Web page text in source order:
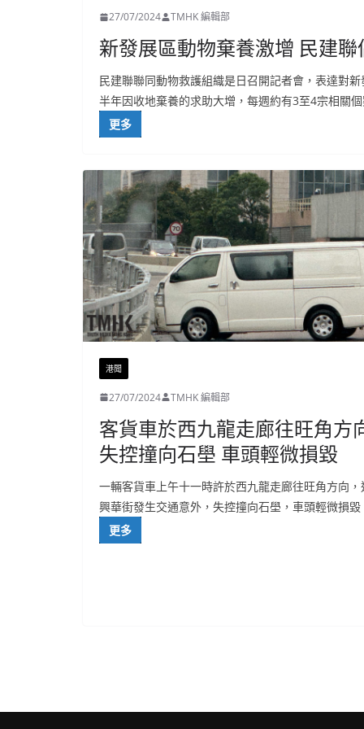
27/07/2024 TMHK 編輯部
新發展區動物棄養激增 民建
民建聯聯同動物救護組織是日召開記者會，表達對
半年因收地棄養的求助大增，每週約有3至4宗相關
更多
港聞
27/07/2024 TMHK 編輯部
客貨車於西九龍走廊往旺角方
失控撞向石壆 車頭輕微損毀
一輛客貨車上午十一時許於西九龍走廊往旺角方向，
興華街發生交通意外，失控撞向石壆，車頭輕微損毀
更多